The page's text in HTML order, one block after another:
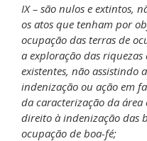
IX – são nulos e extintos,
os atos que tenham por
ocupação das terras de
a exploração das riquezas
existentes, não
indenização ou ação em
da caracterização da
direito à indenização das
ocupação de boa-fé;